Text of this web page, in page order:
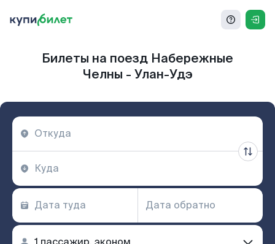
Билеты на поезд Набережные
Челны - Улан-Удэ